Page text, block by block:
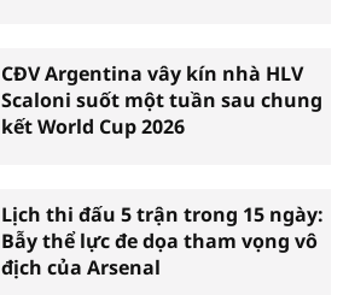
CĐV Argentina vây kín nhà HLV
Scaloni suốt một tuần sau chung
kết World Cup 2026
Lịch thi đấu 5 trận trong 15 ngày:
Bẫy thể lực đe dọa tham vọng vô
địch của Arsenal